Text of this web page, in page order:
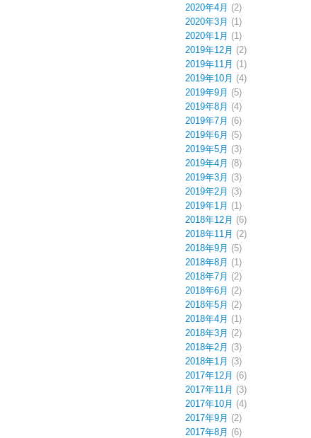
2020年4月 (2)
2020年3月 (1)
2020年1月 (1)
2019年12月 (2)
2019年11月 (1)
2019年10月 (4)
2019年9月 (5)
2019年8月 (4)
2019年7月 (6)
2019年6月 (5)
2019年5月 (3)
2019年4月 (8)
2019年3月 (3)
2019年2月 (3)
2019年1月 (1)
2018年12月 (6)
2018年11月 (2)
2018年9月 (5)
2018年8月 (1)
2018年7月 (2)
2018年6月 (2)
2018年5月 (2)
2018年4月 (1)
2018年3月 (2)
2018年2月 (3)
2018年1月 (3)
2017年12月 (6)
2017年11月 (3)
2017年10月 (4)
2017年9月 (2)
2017年8月 (6)